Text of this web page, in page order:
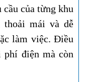
của từng khu
mái và dễ
làm việc. Điều
phí điện mà còn